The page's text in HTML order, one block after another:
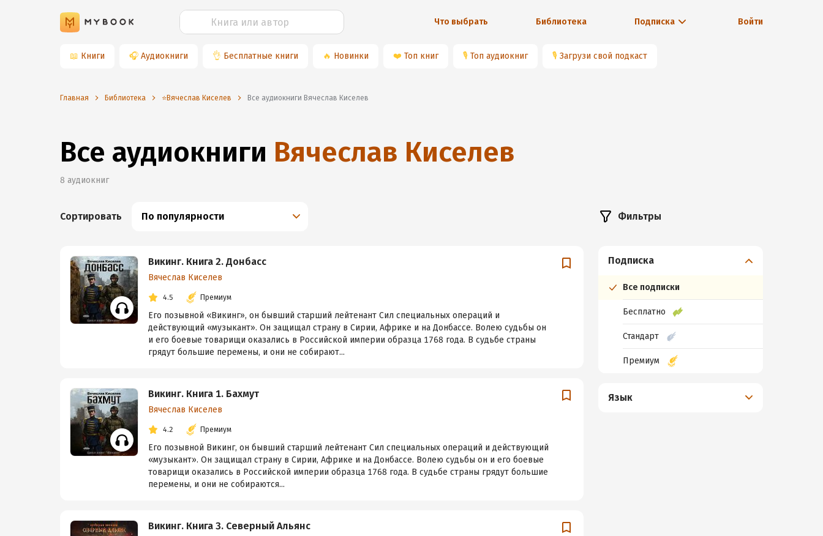
Что выбрать Библиотека Подписка Войти
📖 Книги 🎧 Аудиокниги 👌 Бесплатные книги 🔥 Новинки ❤️ Топ книг 🎙 Топ аудиокниг 🎙 Загрузи свой подкаст
Главная Библиотека ⭐️Вячеслав Киселев Все аудиокниги Вячеслав Киселев
Все аудиокниги Вячеслав Киселев
8 аудиокниг
Сортировать По популярности
Викинг. Книга 2. Донбасс
Вячеслав Киселев
4.5 Премиум
Его позывной «Викинг», он бывший старший лейтенант Сил специальных операций и
действующий «музыкант». Он защищал страну в Сирии, Африке и на Донбассе. Волею судьбы он
и его боевые товарищи оказались в Российской империи образца 1768 года. В судьбе страны
грядут большие перемены, и они не собирают...
Викинг. Книга 1. Бахмут
Вячеслав Киселев
4.2 Премиум
Его позывной Викинг, он бывший старший лейтенант Сил специальных операций и действующий
«музыкант». Он защищал страну в Сирии, Африке и на Донбассе. Волею судьбы он и его боевые
товарищи оказались в Российской империи образца 1768 года. В судьбе страны грядут большие
перемены, и они не собираются...
Викинг. Книга 3. Северный Альянс
Фильтры
Подписка
Все подписки
Бесплатно
Стандарт
Премиум
Язык